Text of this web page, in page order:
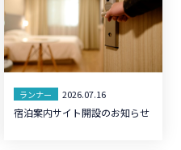
ランナー 2026.07.16
宿泊案内サイト開設のお知らせ